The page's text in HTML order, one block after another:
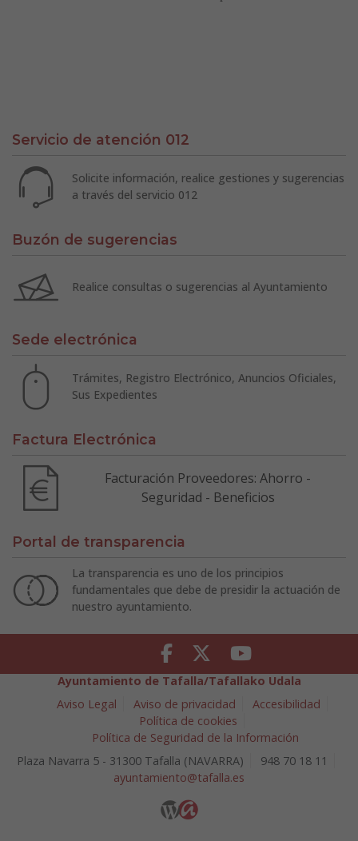
Servicio de atención 012
Solicite información, realice gestiones y sugerencias
a través del servicio 012
Buzón de sugerencias
Realice consultas o sugerencias al Ayuntamiento
Sede electrónica
Trámites, Registro Electrónico, Anuncios Oficiales,
Sus Expedientes
Factura Electrónica
Facturación Proveedores: Ahorro -
Seguridad - Beneficios
Portal de transparencia
La transparencia es uno de los principios
fundamentales que debe de presidir la actuación de
nuestro ayuntamiento.
Facebook Twitter Youtube
Ayuntamiento de Tafalla/Tafallako Udala
Aviso Legal
Aviso de privacidad
Accesibilidad
Política de cookies
Política de Seguridad de la Información
Plaza Navarra 5 - 31300 Tafalla (NAVARRA)
948 70 18 11
ayuntamiento@tafalla.es